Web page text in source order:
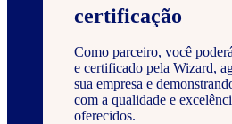
certificação
Como parceiro, você
e certificado pela Wizard,
sua empresa e
com a qualidade e
oferecidos.